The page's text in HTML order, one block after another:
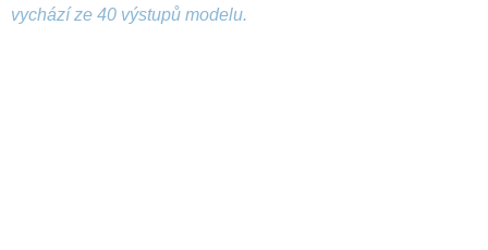
vychází ze 40 výstupů modelu.